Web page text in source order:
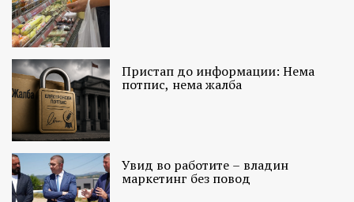
Пристап до информации: Нема
потпис, нема жалба
Увид во работите – владин
маркетинг без повод